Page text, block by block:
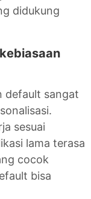
didukung
default sangat
sesuai
lama terasa
cocok
bisa